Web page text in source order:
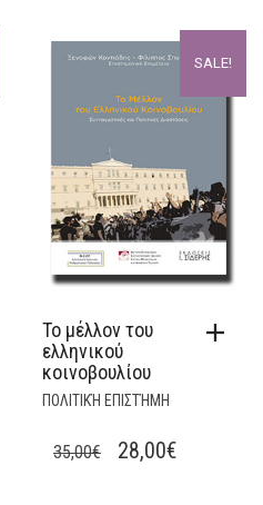
WAS:
17,50€.
IS:
14,00€.
SALE!
Το μέλλον του
ελληνικού
κοινοβουλίου
ΠΟΛΙΤΙΚΉ ΕΠΙΣΤΉΜΗ
35,00€
ORIGINAL
28,00€CURRENT